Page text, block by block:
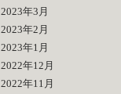
2023年3月
2023年2月
2023年1月
2022年12月
2022年11月